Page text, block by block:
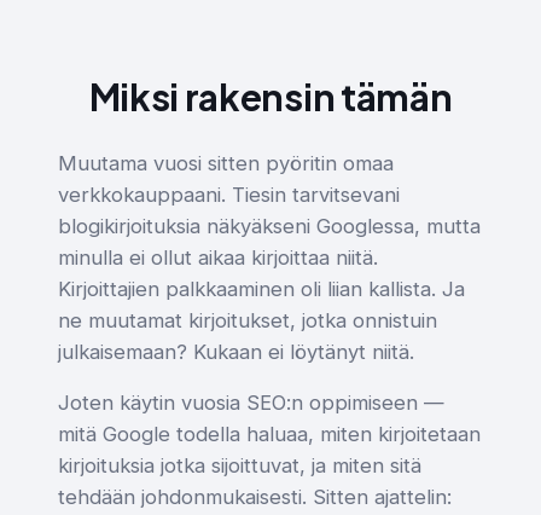
Miksi rakensin tämän
Muutama vuosi sitten pyöritin omaa
verkkokauppaani. Tiesin tarvitsevani
blogikirjoituksia näkyäkseni Googlessa, mutta
minulla ei ollut aikaa kirjoittaa niitä.
Kirjoittajien palkkaaminen oli liian kallista. Ja
ne muutamat kirjoitukset, jotka onnistuin
julkaisemaan? Kukaan ei löytänyt niitä.
Joten käytin vuosia SEO:n oppimiseen —
mitä Google todella haluaa, miten kirjoitetaan
kirjoituksia jotka sijoittuvat, ja miten sitä
tehdään johdonmukaisesti. Sitten ajattelin: